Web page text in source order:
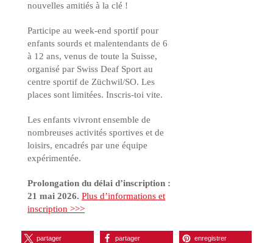
nouvelles amitiés à la clé !
Participe au week-end sportif pour
enfants sourds et malentendants de 6
à 12 ans, venus de toute la Suisse,
organisé par Swiss Deaf Sport au
centre sportif de Züchwil/SO. Les
places sont limitées. Inscris-toi vite.
Les enfants vivront ensemble de
nombreuses activités sportives et de
loisirs, encadrés par une équipe
expérimentée.
Prolongation du délai d’inscription :
21 mai 2026. Plus d’informations et
inscription >>>
partager partager enregistrer